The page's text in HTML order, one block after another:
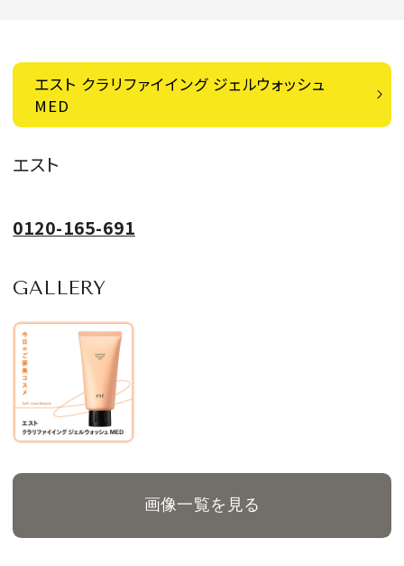
エスト クラリファイイング ジェルウォッシュ
MED
エスト
0120-165-691
GALLERY
画像一覧を見る